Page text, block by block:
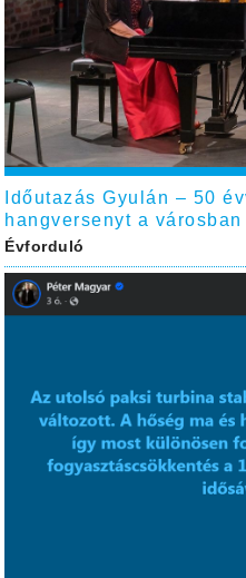
Időutazás Gyulán – 50
hangversenyt a
Évforduló